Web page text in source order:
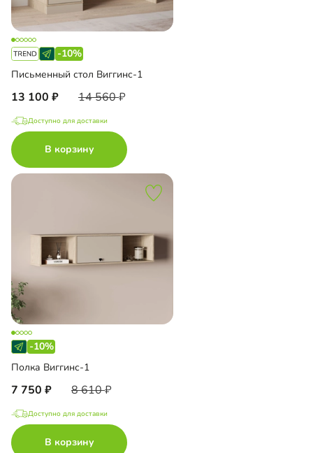
-10%
Письменный стол Виггинс-1
13 100 14 560
Доступно для доставки
В корзину
-10%
Полка Виггинс-1
7 750 8 610
Доступно для доставки
В корзину